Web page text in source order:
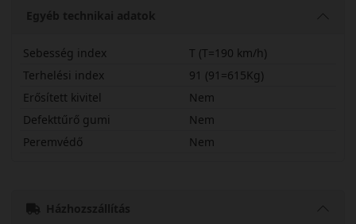
Egyéb technikai adatok
Sebesség index
T (T=190 km/h)
Terhelési index
91 (91=615Kg)
Erősített kivitel
Nem
Defekttűrő gumi
Nem
Peremvédő
Nem
Házhozszállítás